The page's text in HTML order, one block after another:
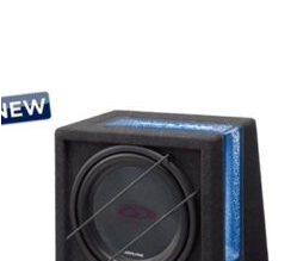
הוסף
לרשימת